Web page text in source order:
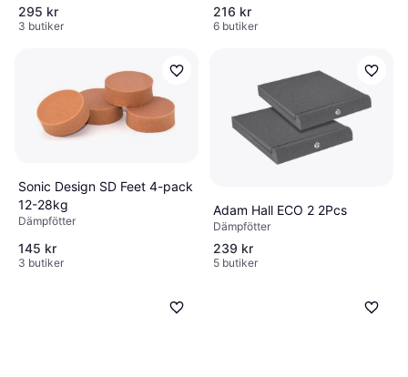
295 kr
3 butiker
216 kr
6 butiker
Sonic Design SD Feet 4-pack
12-28kg
Dämpfötter
145 kr
3 butiker
Adam Hall ECO 2 2Pcs
Dämpfötter
239 kr
5 butiker